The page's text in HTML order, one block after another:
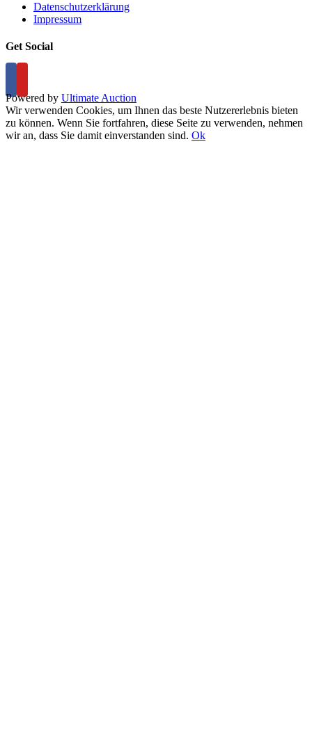
Datenschutzerklärung
Impressum
Get Social
Powered by Ultimate Auction
Wir verwenden Cookies, um Ihnen das beste Nutzererlebnis bieten
zu können. Wenn Sie fortfahren, diese Seite zu verwenden, nehmen
wir an, dass Sie damit einverstanden sind. Ok